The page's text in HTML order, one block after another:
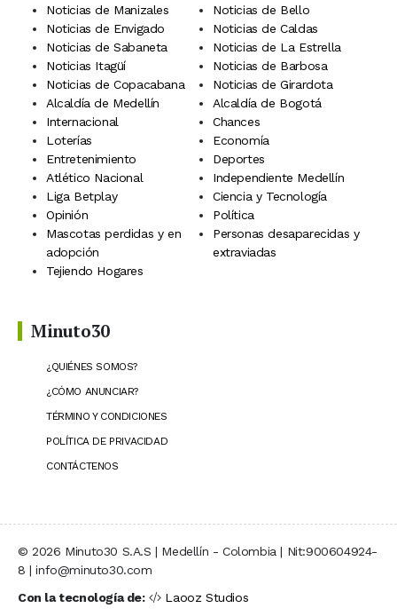
Noticias de Manizales
Noticias de Bello
Noticias de Envigado
Noticias de Caldas
Noticias de Sabaneta
Noticias de La Estrella
Noticias Itagüí
Noticias de Barbosa
Noticias de Copacabana
Noticias de Girardota
Alcaldía de Medellín
Alcaldía de Bogotá
Internacional
Chances
Loterías
Economía
Entretenimiento
Deportes
Atlético Nacional
Independiente Medellín
Liga Betplay
Ciencia y Tecnología
Opinión
Política
Mascotas perdidas y en
adopción
Personas desaparecidas y
extraviadas
Tejiendo Hogares
Minuto30
¿QUIÉNES SOMOS?
¿CÓMO ANUNCIAR?
TÉRMINO Y CONDICIONES
POLÍTICA DE PRIVACIDAD
CONTÁCTENOS
© 2026 Minuto30 S.A.S | Medellín - Colombia | Nit:900604924-
8 | info@minuto30.com
Con la tecnología de:
Laooz Studios